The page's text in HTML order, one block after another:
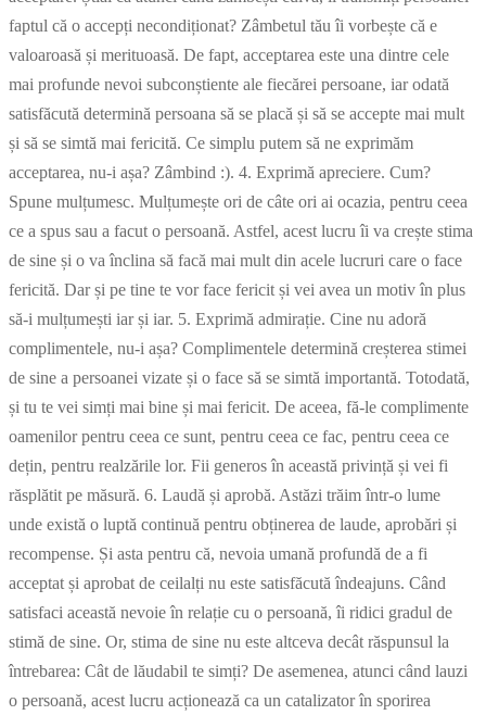
faptul că o accepți necondiționat? Zâmbetul tău îi vorbește că e
valoaroasă și merituoasă. De fapt, acceptarea este una dintre cele
mai profunde nevoi subconștiente ale fiecărei persoane, iar odată
satisfăcută determină persoana să se placă și să se accepte mai mult
și să se simtă mai fericită. Ce simplu putem să ne exprimăm
acceptarea, nu-i așa? Zâmbind :). 4. Exprimă apreciere. Cum?
Spune mulțumesc. Mulțumește ori de câte ori ai ocazia, pentru ceea
ce a spus sau a facut o persoană. Astfel, acest lucru îi va crește stima
de sine și o va înclina să facă mai mult din acele lucruri care o face
fericită. Dar și pe tine te vor face fericit și vei avea un motiv în plus
să-i mulțumești iar și iar. 5. Exprimă admirație. Cine nu adoră
complimentele, nu-i așa? Complimentele determină creșterea stimei
de sine a persoanei vizate și o face să se simtă importantă. Totodată,
și tu te vei simți mai bine și mai fericit. De aceea, fă-le complimente
oamenilor pentru ceea ce sunt, pentru ceea ce fac, pentru ceea ce
dețin, pentru realzările lor. Fii generos în această privință și vei fi
răsplătit pe măsură. 6. Laudă și aprobă. Astăzi trăim într-o lume
unde există o luptă continuă pentru obținerea de laude, aprobări și
recompense. Și asta pentru că, nevoia umană profundă de a fi
acceptat și aprobat de ceilalți nu este satisfăcută îndeajuns. Când
satisfaci această nevoie în relație cu o persoană, îi ridici gradul de
stimă de sine. Or, stima de sine nu este altceva decât răspunsul la
întrebarea: Cât de lăudabil te simți? De asemenea, atunci când lauzi
o persoană, acest lucru acționează ca un catalizator în sporirea